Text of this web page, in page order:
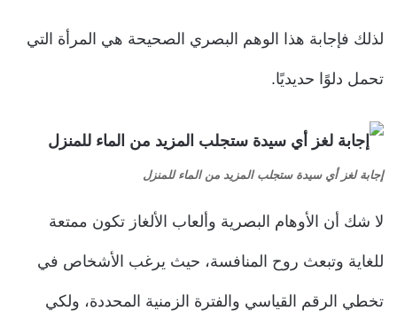
لذلك فإجابة هذا الوهم البصري الصحيحة هي المرأة التي
تحمل دلوًا حديديًا.
إجابة لغز أي سيدة ستجلب المزيد من الماء للمنزل
لا شك أن الأوهام البصرية وألعاب الألغاز تكون ممتعة
للغاية وتبعث روح المنافسة، حيث يرغب الأشخاص في
تخطي الرقم القياسي والفترة الزمنية المحددة، ولكي